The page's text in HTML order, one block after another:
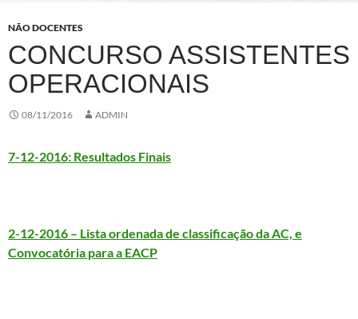
NÃO DOCENTES
CONCURSO ASSISTENTES
OPERACIONAIS
08/11/2016 ADMIN
7-12-2016: Resultados Finais
2-12-2016 – Lista ordenada de classificação da AC, e
Convocatória para a EACP